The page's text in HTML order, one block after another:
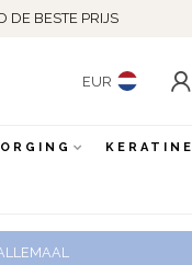
DE BESTE PRIJS
EUR
KERATINE